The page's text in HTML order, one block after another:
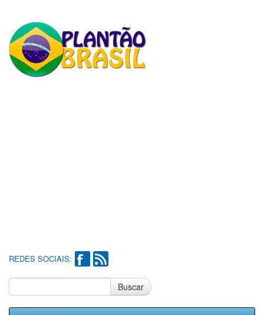
REDES SOCIAIS:
Buscar